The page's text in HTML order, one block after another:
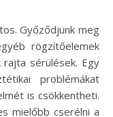
Győződjünk meg
rögzítőelemek
rajta sérülések. Egy
problémákat
is csökkentheti.
mielőbb cserélni a